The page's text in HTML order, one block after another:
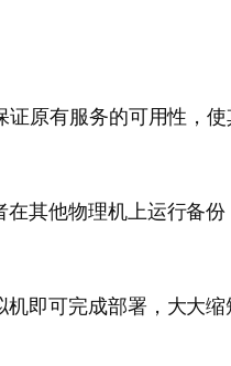
证原有服务的可用性，
其他物理机上运行备份
即可完成部署，大大